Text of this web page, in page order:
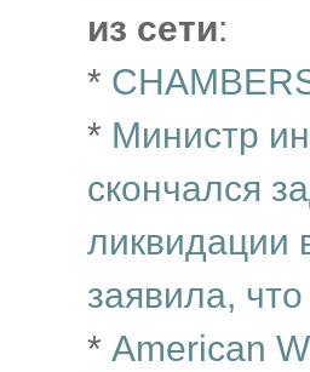
из сети:
*
* Министр
скончался
ликвидации
заявила,
* American